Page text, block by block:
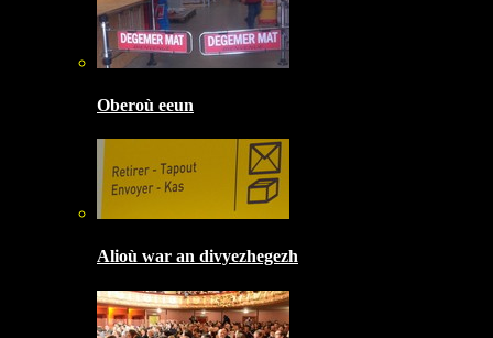
Oberoù eeun
Alioù war an divyezhegezh